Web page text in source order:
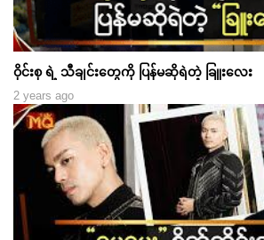
ဝိုင်းစု ရဲ့ သီချင်းတွေကို ပြန်မဆိုရဲတဲ့ ခြူးလေး
2 years ago